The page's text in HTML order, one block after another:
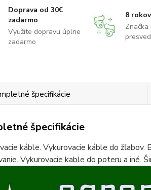
Doprava od 30€
zadarmo
Využite dopravu úplne
zadarmo
8
Značka
špecifikácie
špecifikácie
káble. Vykurovacie káble do
Vykurovacie kable do poteru a iné.